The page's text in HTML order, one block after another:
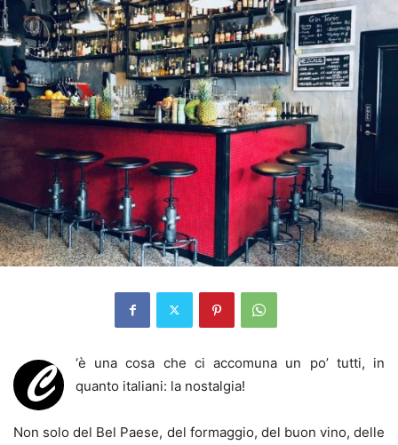
C
‘è una cosa che ci accomuna un po’ tutti, in
quanto italiani: la nostalgia!
Non solo del Bel Paese, del formaggio, del buon vino, delle